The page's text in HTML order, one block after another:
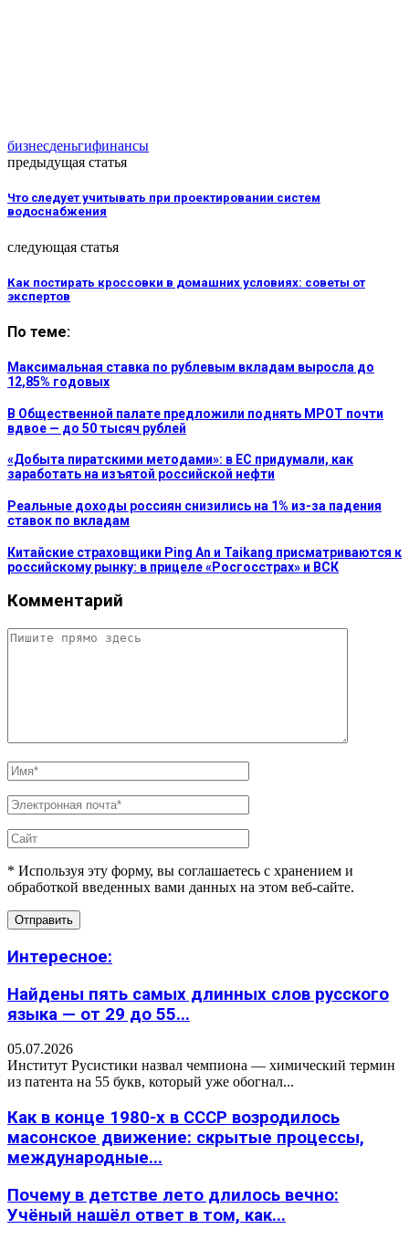
бизнесденьгифинансы
предыдущая статья
Что следует учитывать при проектировании систем
водоснабжения
следующая статья
Как постирать кроссовки в домашних условиях: советы от
экспертов
По теме:
Максимальная ставка по рублевым вкладам выросла до
12,85% годовых
В Общественной палате предложили поднять МРОТ почти
вдвое — до 50 тысяч рублей
«Добыта пиратскими методами»: в ЕС придумали, как
заработать на изъятой российской нефти
Реальные доходы россиян снизились на 1% из-за падения
ставок по вкладам
Китайские страховщики Ping An и Taikang присматриваются к
российскому рынку: в прицеле «Росгосстрах» и ВСК
Комментарий
* Используя эту форму, вы соглашаетесь с хранением и
обработкой введенных вами данных на этом веб-сайте.
Интересное:
Найдены пять самых длинных слов русского
языка — от 29 до 55...
05.07.2026
Институт Русистики назвал чемпиона — химический термин
из патента на 55 букв, который уже обогнал...
Как в конце 1980-х в СССР возродилось
масонское движение: скрытые процессы,
международные...
Почему в детстве лето длилось вечно:
Учёный нашёл ответ в том, как...